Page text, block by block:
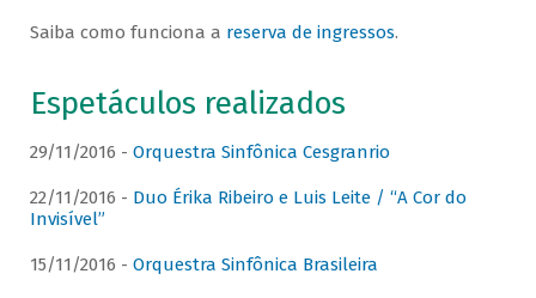
Saiba como funciona a reserva de ingressos.
Espetáculos realizados
29/11/2016 - Orquestra Sinfônica Cesgranrio
22/11/2016 - Duo Érika Ribeiro e Luis Leite / “A Cor do
Invisível”
15/11/2016 - Orquestra Sinfônica Brasileira